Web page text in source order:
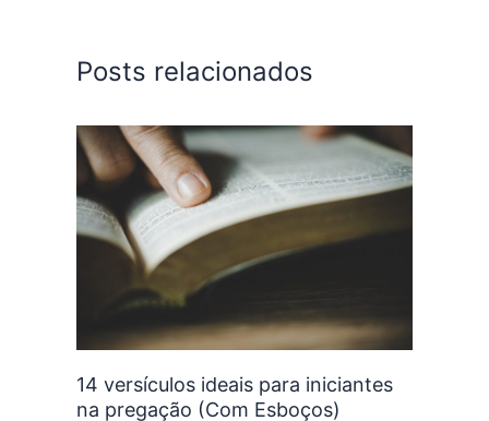
Posts relacionados
14 versículos ideais para iniciantes
na pregação (Com Esboços)